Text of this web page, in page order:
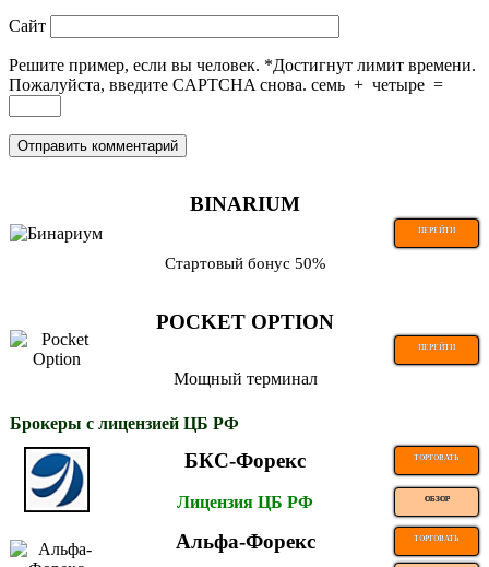
Сайт
Решите пример, если вы человек. *Достигнут лимит времени.
Пожалуйста, введите CAPTCHA снова. семь + четыре =
BINARIUM
ПЕРЕЙТИ
Стартовый бонус 50%
POCKET OPTION
ПЕРЕЙТИ
Мощный терминал
Брокеры с лицензией ЦБ РФ
БКС-Форекс ТОРГОВАТЬ
Лицензия ЦБ РФ ОБЗОР
Альфа-Форекс ТОРГОВАТЬ